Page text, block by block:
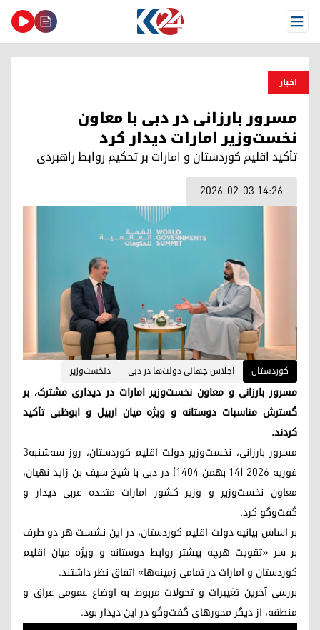
Open Menu
اخبار
مسرور بارزانی در دبی با معاون
نخست‌وزیر امارات دیدار کرد
تأکید اقلیم کوردستان و امارات بر تحکیم روابط راهبردی
2026-02-03 14:26
کوردستان اجلاس جهانی دولت‌ها در دبی دنخست‌وزیر
مسرور بارزانی و معاون نخست‌وزیر امارات در دیداری مشترک، بر
گسترش مناسبات دوستانه و ویژه میان اربیل و ابوظبی تأکید
کردند.
مسرور بارزانی، نخست‌وزیر دولت اقلیم کوردستان، روز سه‌شنبه۳
فوریه ۲۰۲۶ (۱۴ بهمن ۱۴۰۴) در دبی با شیخ سیف بن زاید نهیان،
معاون نخست‌وزیر و وزیر کشور امارات متحده عربی دیدار و
گفت‌وگو کرد.
بر اساس بیانیه دولت اقلیم کوردستان، در این نشست هر دو طرف
بر سر «تقویت هرچه بیشتر روابط دوستانه و ویژه میان اقلیم
کوردستان و امارات در تمامی زمینه‌ها» اتفاق نظر داشتند.
بررسی آخرین تغییرات و تحولات مربوط به اوضاع عمومی عراق و
منطقه، از دیگر محورهای گفت‌وگو در این دیدار بود.